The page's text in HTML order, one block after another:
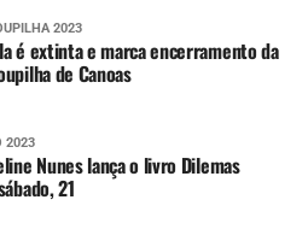
2023
é extinta e marca encerramento da
de Canoas
2023
Nunes lança o livro Dilemas
21